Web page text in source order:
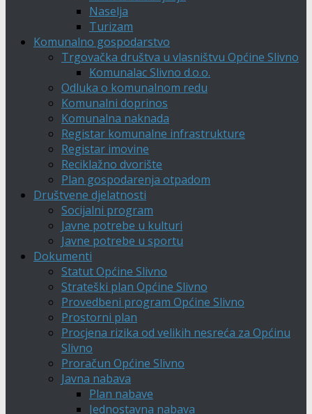
Naselja
Turizam
Komunalno gospodarstvo
Trgovačka društva u vlasništvu Općine Slivno
Komunalac Slivno d.o.o.
Odluka o komunalnom redu
Komunalni doprinos
Komunalna naknada
Registar komunalne infrastrukture
Registar imovine
Reciklažno dvorište
Plan gospodarenja otpadom
Društvene djelatnosti
Socijalni program
Javne potrebe u kulturi
Javne potrebe u sportu
Dokumenti
Statut Općine Slivno
Strateški plan Općine Slivno
Provedbeni program Općine Slivno
Prostorni plan
Procjena rizika od velikih nesreća za Općinu
Slivno
Proračun Općine Slivno
Javna nabava
Plan nabave
Jednostavna nabava